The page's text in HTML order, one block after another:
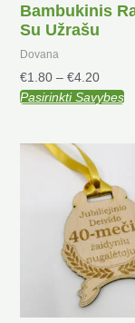
Bambukinis
Su Užrašu
Dovana
€1.80 – €4.20
Pasirinkti Savybes
on
the
product
page
range:
€3.00
€3.20
This